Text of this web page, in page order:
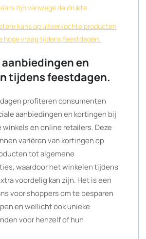
zijn vanwege de drukte.
kans op uitverkochte producten
hoge vraag tijdens feestdagen.
en
tijdens feestdagen.
profiteren consumenten
aanbiedingen en kortingen bij
en online retailers. Deze
variëren van kortingen op
tot algemene
waardoor het winkelen tijdens
voordelig kan zijn. Het is een
voor shoppers om te besparen
en wellicht ook unieke
voor henzelf of hun